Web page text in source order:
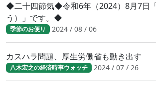
◆二十四節気◆令和6年（2024）8月7日
う）」です。◆
季節のお便り 2024 / 08 / 06
カスハラ問題、厚生労働省も動き出す
八木宏之の経済時事ウォッチ 2024 / 07 / 26